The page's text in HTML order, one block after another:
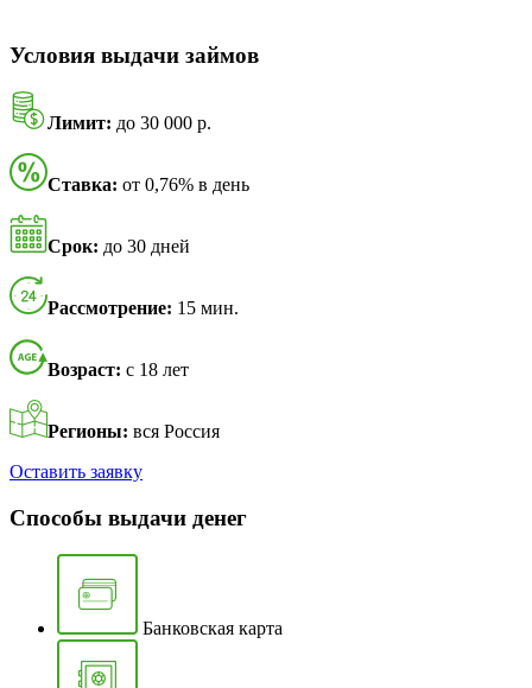
Условия выдачи займов
Лимит: до 30 000 р.
Ставка: от 0,76% в день
Срок: до 30 дней
Рассмотрение: 15 мин.
Возраст: с 18 лет
Регионы: вся Россия
Оставить заявку
Способы выдачи денег
Банковская карта